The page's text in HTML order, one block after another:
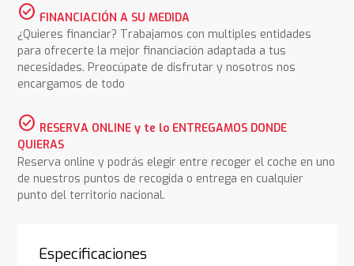
check_circle FINANCIACIÓN A SU MEDIDA
¿Quieres financiar? Trabajamos con multiples entidades
para ofrecerte la mejor financiación adaptada a tus
necesidades. Preocúpate de disfrutar y nosotros nos
encargamos de todo
check_circle RESERVA ONLINE y te lo ENTREGAMOS DONDE
QUIERAS
Reserva online y podrás elegir entre recoger el coche en uno
de nuestros puntos de recogida o entrega en cualquier
punto del territorio nacional.
Especificaciones